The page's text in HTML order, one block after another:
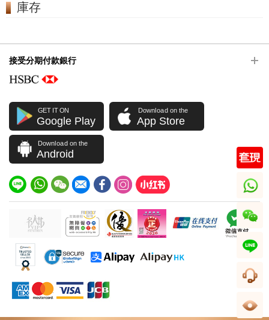
庫存
接受分期付款銀行
GET IT ON
Google Play
Download on the
App Store
Download on the
Android
whatsapp